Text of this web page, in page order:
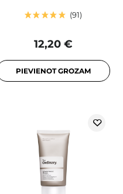
91
12,20 €
PIEVIENOT GROZAM